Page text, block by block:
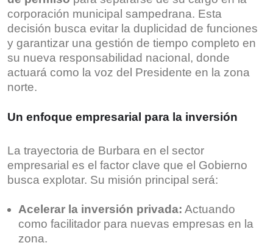
corporación municipal sampedrana. Esta
decisión busca evitar la duplicidad de funciones
y garantizar una gestión de tiempo completo en
su nueva responsabilidad nacional, donde
actuará como la voz del Presidente en la zona
norte.
Un enfoque empresarial para la inversión
La trayectoria de Burbara en el sector
empresarial es el factor clave que el Gobierno
busca explotar. Su misión principal será:
Acelerar la inversión privada: Actuando
como facilitador para nuevas empresas en la
zona.